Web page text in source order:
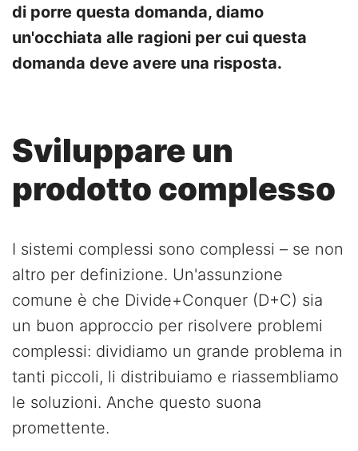
di porre questa domanda, diamo
un'occhiata alle ragioni per cui questa
domanda deve avere una risposta.
Sviluppare un
prodotto complesso
I sistemi complessi sono complessi – se non
altro per definizione. Un'assunzione
comune è che Divide+Conquer (D+C) sia
un buon approccio per risolvere problemi
complessi: dividiamo un grande problema in
tanti piccoli, li distribuiamo e riassembliamo
le soluzioni. Anche questo suona
promettente.